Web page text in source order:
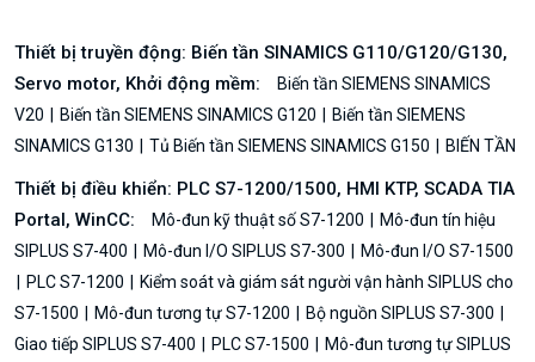
Thiết bị truyền động: Biến tần SINAMICS G110/G120/G130,
Servo motor, Khởi động mềm:
Biến tần SIEMENS SINAMICS
V20
Biến tần SIEMENS SINAMICS G120
Biến tần SIEMENS
SINAMICS G130
Tủ Biến tần SIEMENS SINAMICS G150 BIẾN TẦN
Thiết bị điều khiển: PLC S7-1200/1500, HMI KTP, SCADA TIA
Portal, WinCC:
Mô-đun kỹ thuật số S7-1200
Mô-đun tín hiệu
SIPLUS S7-400
Mô-đun I/O SIPLUS S7-300
Mô-đun I/O S7-1500
PLC S7-1200
Kiểm soát và giám sát người vận hành SIPLUS cho
S7-1500
Mô-đun tương tự S7-1200
Bộ nguồn SIPLUS S7-300
Giao tiếp SIPLUS S7-400
PLC S7-1500
Mô-đun tương tự SIPLUS